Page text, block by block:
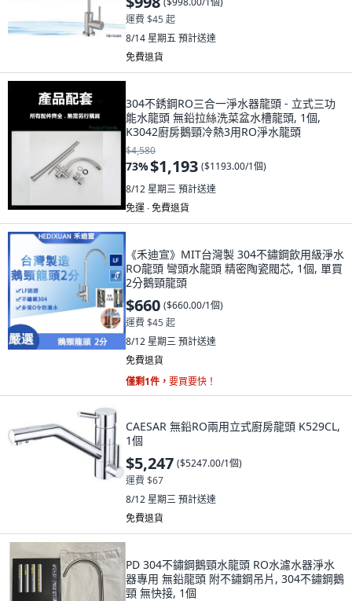
運費 $45 起
8/14 星期五預計送達
免費退貨
304不銹鋼RO三合一淨水器龍頭 - 立式三功
能水龍頭 無鉛拉絲洗菜盆水槽龍頭, 1個,
K3042廚房鵝頸冷熱3用RO淨水龍頭
$4,580
73%$1,193 ($1193.00/1個)
8/12 星期三預計送達
免運 ∙ 免費退貨
《禾迪宣》MIT台灣製 304不鏽鋼飲用級淨水
RO龍頭 彎頭水龍頭 精密陶瓷閥芯, 1個, 單買
2分鵝頸龍頭
$660 ($660.00/1個)
運費 $45 起
8/12 星期三預計送達
免費退貨
僅剩1件， 要買要快！
CAESAR 無鉛RO兩用立式廚房龍頭 K529CL,
1個
$5,247 ($5247.00/1個)
運費 $67
8/12 星期三預計送達
免費退貨
PD 304不鏽鋼鵝頸水龍頭 RO水濾水器淨水
器專用 無鉛龍頭 附不鏽鋼吊片, 304不鏽鋼鵝
頸 無快接, 1個